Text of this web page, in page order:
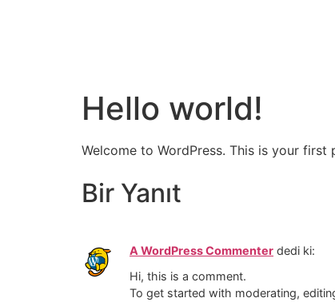
Hello world!
Welcome to WordPress. This is your
Bir Yanıt
A WordPress Commenter dedi ki:
Hi, this is a comment.
To get started with moderating,